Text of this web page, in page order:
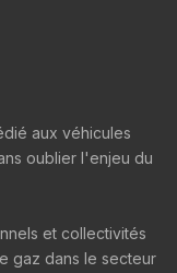
aux véhicules
oublier l'enjeu du
et collectivités
gaz dans le secteur